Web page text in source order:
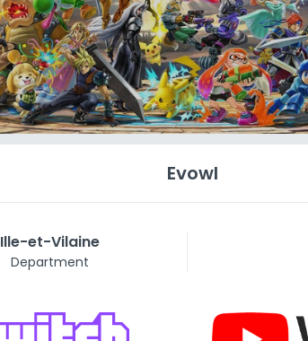
Evowl
Ille-et-Vilaine
Department